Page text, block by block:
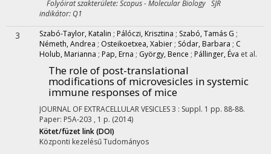
Folyóirat szakterülete: Scopus - Molecular Biology SJR
indikátor: Q1
3 Szabó-Taylor, Katalin ; Pálóczi, Krisztina ; Szabó, Tamás G ;
Németh, Andrea ; Osteikoetxea, Xabier ; Sódar, Barbara ; C
Holub, Marianna ; Pap, Erna ; György, Bence ; Pállinger, Éva et al.
The role of post-translational
modifications of microvesicles in systemic
immune responses of mice
JOURNAL OF EXTRACELLULAR VESICLES3 : Suppl. 1 pp. 88-88.
Paper: P5A-203 , 1 p. (2014)
Kötet/füzet link (DOI)
Központi kezelésűTudományos